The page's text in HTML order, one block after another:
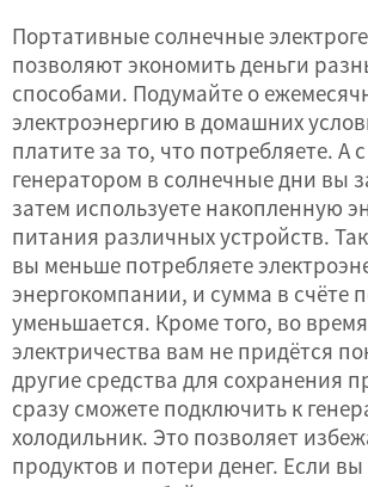
Портативные солнечные
позволяют экономить деньги
способами. Подумайте о
электроэнергию в домашних
платите за то, что потребляете. А
генератором в солнечные дни вы
затем используете накопленную
питания различных устройств.
вы меньше потребляете
энергокомпании, и сумма в счёте
уменьшается. Кроме того, во
электричества вам не придётся
другие средства для сохранения
сразу сможете подключить к
холодильник. Это позволяет
продуктов и потери денег. Если вы